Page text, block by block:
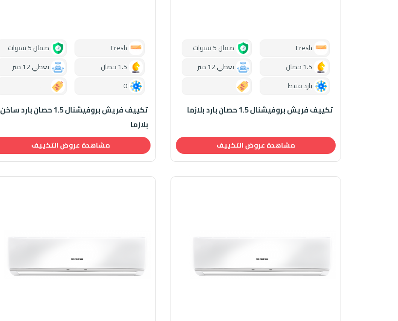
بارد فقط
ضمان 5 سنوات
يغطي 12 متر
تكييف فريش بروفيشنال 1.5 حصان بارد بلازما
مشاهدة عروض التكييف
ضمان 5 سنوات
يغطي 12 متر
تكييف فريش بروفيشنال 1.5 حصان بارد ساخن
بلازما
مشاهدة عروض التكييف